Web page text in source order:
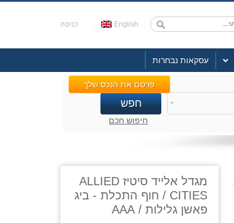
English כניסה
עסקאות נבחרות
פרסם את הנכס שלך
חיפוש חכם
מגדל אלייד סיטיז ALLIED
CITIES / חוף התכלת - ביג
פאשן גלילות / AAA